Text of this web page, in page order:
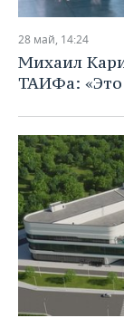
НЕФТЕХИМИЯ
НЕФТЬ
ОПК
ЭНЕРГЕТИКА
РОЗНИЧНАЯ
ТРАНСПОРТ
УСЛУГИ
НОВОСТИ
IT
МЕДИА
МЕРОПРИЯТИЯ
НОВОСТИ
ВЫЕЗДНАЯ
БИЗНЕС-
ONLINE-
ОТКРЫТАЯ
СПОРТ
НОВОСТИ
ФУТБОЛ
ХОККЕЙ
БАСКЕТБОЛ
ВОЛЕЙБОЛ
ОБЩЕСТВО
НОВОСТИ
ВЛАСТЬ
ИСТОРИЯ
ФОТОГАЛЕРЕЯ
СЮЖЕТЫ
СПРАВОЧНИК
СПИСОК
ПОЛНАЯ
28 май, 14:24
Михаил
ТАИФа: «Это